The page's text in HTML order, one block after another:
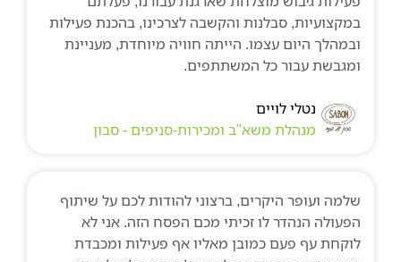
במקצועיות, סבלנות והקשבה לצרכינו, בהכנת פעילות
ובמהלך היום עצמו. הייתה חוויה מיוחדת, מעניינת
ומגבשת עבור כל המשתתפים.
נטלי לויים
מנהלת משא"ב ומכירות-סניפים - סבון
שלמה ועופר היקרים, ברצוני להודות לכם על שיתוף
הפעולה הנהדר לו זכיתי מכם הפסח הזה. אני לא
לוקחת עף פעם כמובן מאליו אף פעילות ומכבדת